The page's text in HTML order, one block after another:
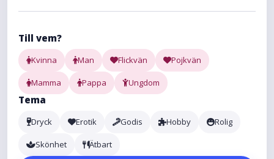
Till vem?
Kvinna Man Flickvän Pojkvän
Mamma Pappa Ungdom
Tema
Dryck Erotik Godis Hobby Rolig
Skönhet Ätbart